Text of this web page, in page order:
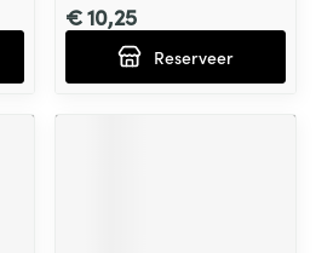
€ 10,25
Reserveer